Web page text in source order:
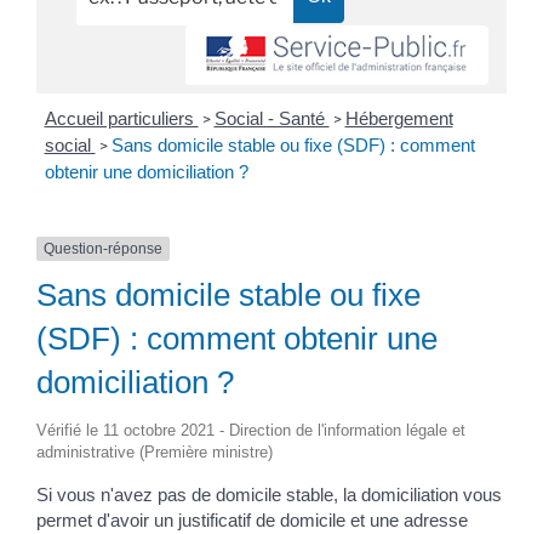
Accueil particuliers > Social - Santé > Hébergement
social > Sans domicile stable ou fixe (SDF) : comment
obtenir une domiciliation ?
Question-réponse
Sans domicile stable ou fixe
(SDF) : comment obtenir une
domiciliation ?
Vérifié le 11 octobre 2021 - Direction de l'information légale et
administrative (Première ministre)
Si vous n'avez pas de domicile stable, la domiciliation vous
permet d'avoir un justificatif de domicile et une adresse